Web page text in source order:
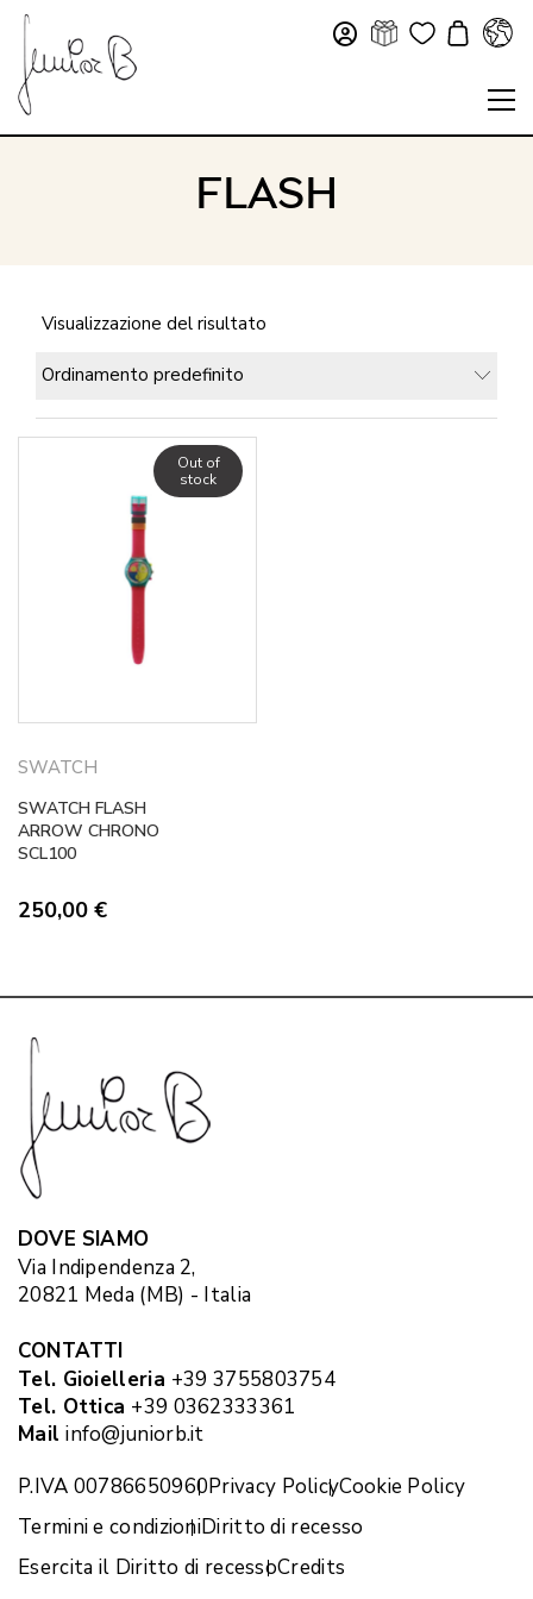
FLASH
Visualizzazione del risultato
Ordinamento predefinito
SWATCH
Out of
stock
SWATCH FLASH
ARROW CHRONO
SCL100
250,00 €
DOVE SIAMO
Via Indipendenza 2,
20821 Meda (MB) - Italia
CONTATTI
Tel. Gioielleria +39 3755803754
Tel. Ottica +39 0362333361
Mail info@juniorb.it
P.IVA 00786650960Privacy PolicyCookie Policy
Termini e condizioniDiritto di recesso
Esercita il Diritto di recessoCredits